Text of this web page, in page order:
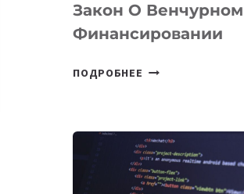
Закон О Венчурном
Финансировании
ПОДРОБНЕЕ
О
ВЕНЧУРНОМ
ФИНАНСИРОВАНИИ